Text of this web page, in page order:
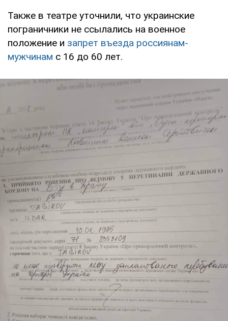
Также в театре уточнили, что украинские
пограничники не ссылались на военное
положение и запрет въезда россиянам-
мужчинам с 16 до 60 лет.